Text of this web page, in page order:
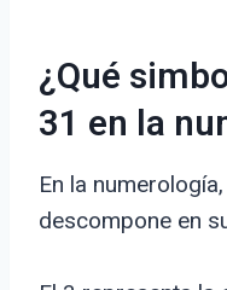
¿Qué
31 en la
En la
descompone en